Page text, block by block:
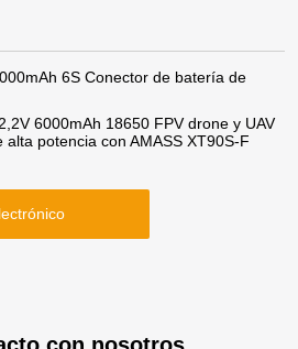
6S Conector de batería de
6000mAh 18650 FPV drone y UAV
potencia con AMASS XT90S-F